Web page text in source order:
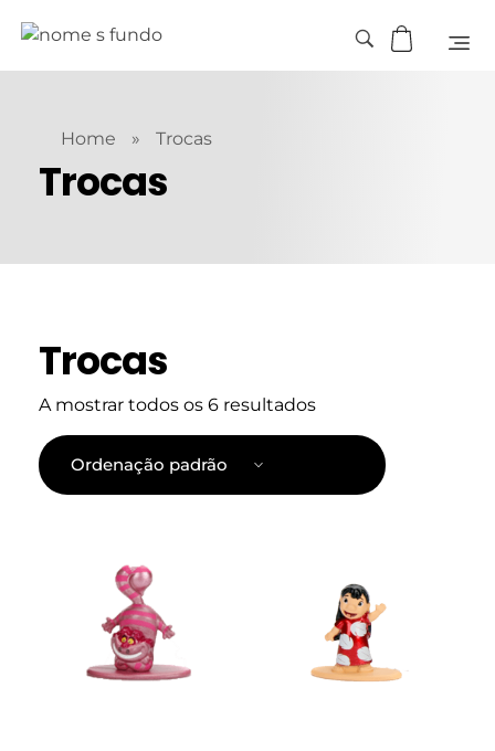
Home » Trocas
Trocas
Trocas
A mostrar todos os 6 resultados